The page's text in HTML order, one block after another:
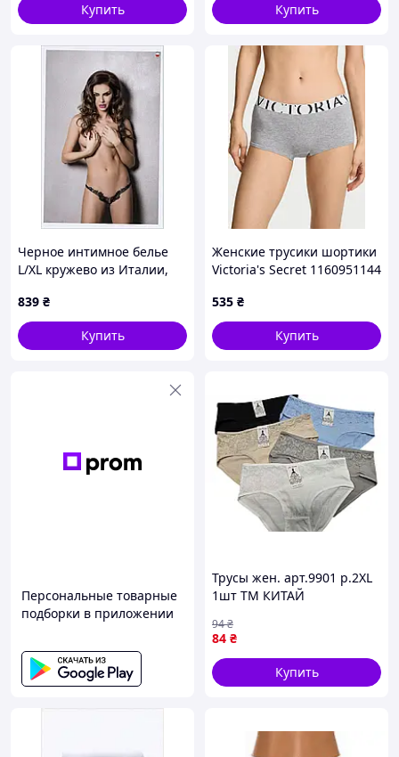
Купить Купить
Черное интимное белье
L/XL кружево из Италии,
839 ₴
Купить
Женские трусики шортики
Victoria's Secret 1160951144
535 ₴
Купить
Персональные товарные
подборки в приложении
Трусы жен. арт.9901 р.2XL
1шт ТМ КИТАЙ
84 ₴
94₴
Купить